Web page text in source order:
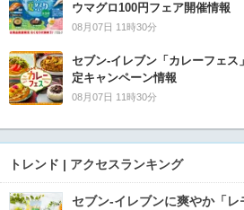
ウマグロ100円フェア開催情報
08月07日 11時30分
セブン‐イレブン「カレーフェ
定キャンペーン情報
08月07日 11時30分
トレンド | アクセスランキング
セブン‐イレブンに爽やか「